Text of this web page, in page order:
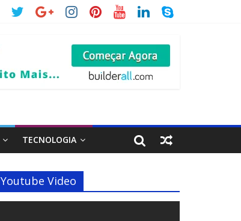
TECNOLOGIA
Youtube Video